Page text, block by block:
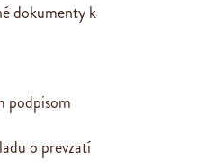
dokumenty k
podpisom
o prevzatí